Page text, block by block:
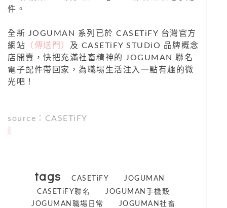
件。
全新 JOGUMAN 系列已於 CASETiFY 台灣官方
網站 （傳送門）
及 CASETiFY STUDiO 品牌概念
店開賣，快把充滿社畜精神的 JOGUMAN 聯名
電子配件帶回家，為職場生活注入一點有趣的微
光吧！
source：CASETiFY
tags CASETiFY
JOGUMAN
CASETiFY聯名
JOGUMAN手機殼
JOGUMAN職場日常
JOGUMAN社畜